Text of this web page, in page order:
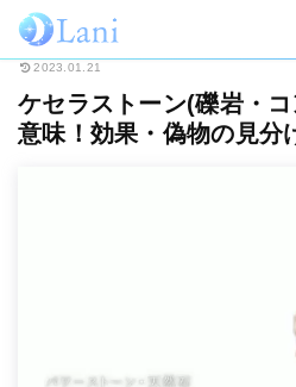
ホーム スピリチュアル
2023.01.21
ケセラストーン(礫岩・
意味！効果・偽物の見分